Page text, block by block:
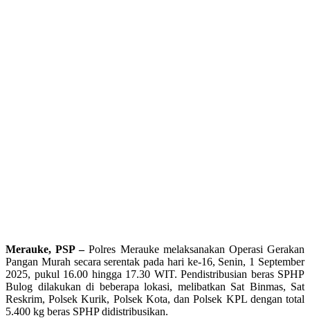
Merauke, PSP –Polres Merauke melaksanakan Operasi Gerakan
Pangan Murah secara serentak pada hari ke-16, Senin, 1 September
2025, pukul 16.00 hingga 17.30 WIT. Pendistribusian beras SPHP
Bulog dilakukan di beberapa lokasi, melibatkan Sat Binmas, Sat
Reskrim, Polsek Kurik, Polsek Kota, dan Polsek KPL dengan total
5.400 kg beras SPHP didistribusikan.